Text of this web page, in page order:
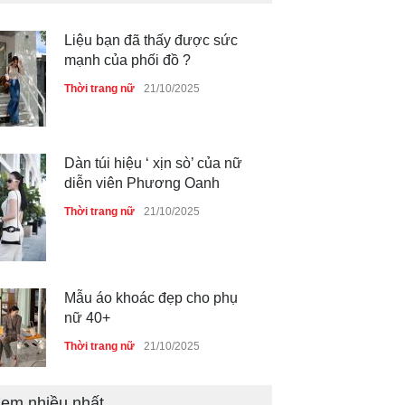
Liệu bạn đã thấy được sức
mạnh của phối đồ ?
Thời trang nữ 21/10/2025
Dàn túi hiệu ‘ xịn sò’ của nữ
diễn viên Phương Oanh
Thời trang nữ 21/10/2025
Mẫu áo khoác đẹp cho phụ
nữ 40+
Thời trang nữ 21/10/2025